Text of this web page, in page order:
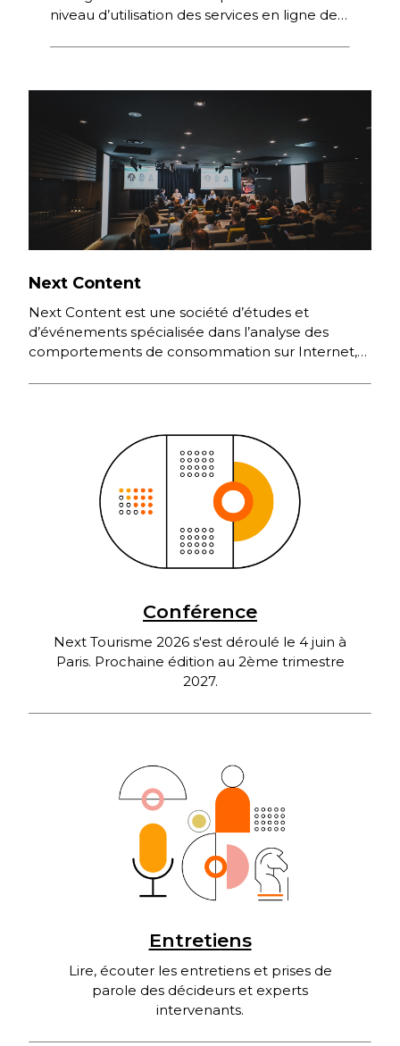
niveau d’utilisation des services en ligne des
Next Content
Next Content est une société d’études et
d’événements spécialisée dans l’analyse des
comportements de consommation sur Internet,
Conférence
Next Tourisme 2026 s'est déroulé le 4 juin à
Paris. Prochaine édition au 2ème trimestre
2027.
Entretiens
Lire, écouter les entretiens et prises de
parole des décideurs et experts
intervenants.